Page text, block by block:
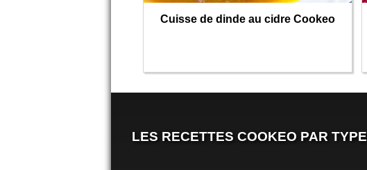
Cuisse de dinde au cidre Cookeo
LES RECETTES COOKEO PAR TYPE